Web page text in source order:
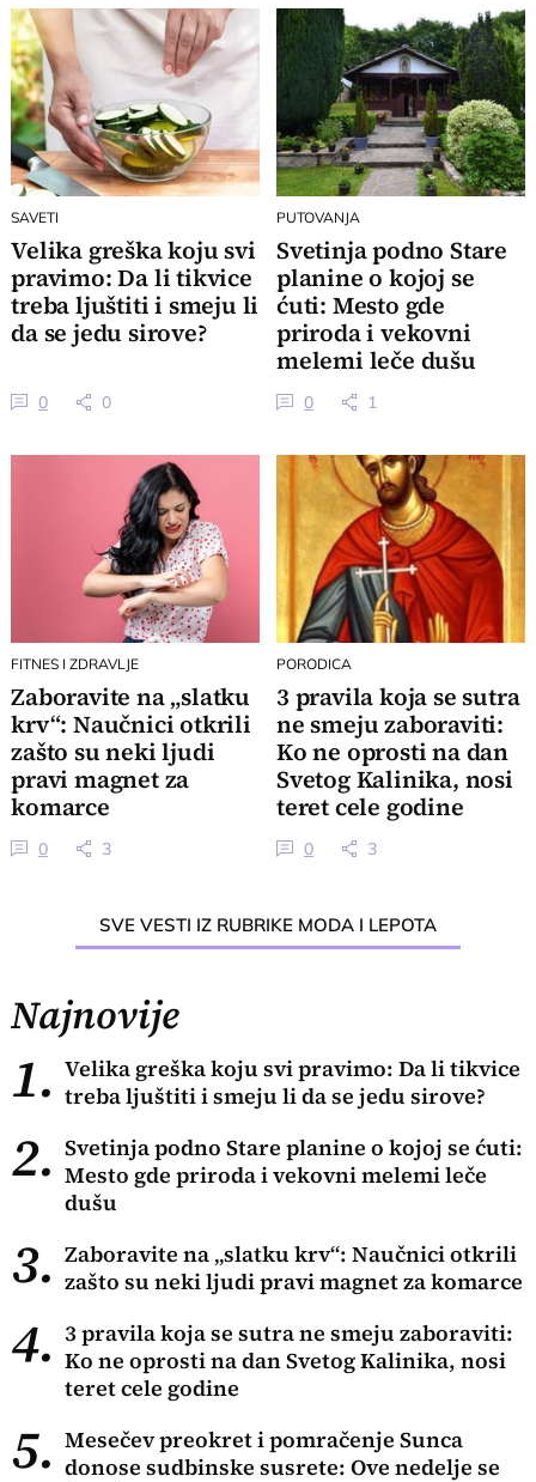
SAVETI
Velika greška koju svi
pravimo: Da li tikvice
treba ljuštiti i smeju li
da se jedu sirove?
0 0
PUTOVANJA
Svetinja podno Stare
planine o kojoj se
ćuti: Mesto gde
priroda i vekovni
melemi leče dušu
0 1
FITNES I ZDRAVLJE
Zaboravite na „slatku
krv“: Naučnici otkrili
zašto su neki ljudi
pravi magnet za
komarce
0 3
PORODICA
3 pravila koja se sutra
ne smeju zaboraviti:
Ko ne oprosti na dan
Svetog Kalinika, nosi
teret cele godine
0 3
SVE VESTI IZ RUBRIKE MODA I LEPOTA
Najnovije
1. Velika greška koju svi pravimo: Da li tikvice
treba ljuštiti i smeju li da se jedu sirove?
2. Svetinja podno Stare planine o kojoj se ćuti:
Mesto gde priroda i vekovni melemi leče
dušu
3. Zaboravite na „slatku krv“: Naučnici otkrili
zašto su neki ljudi pravi magnet za komarce
4. 3 pravila koja se sutra ne smeju zaboraviti:
Ko ne oprosti na dan Svetog Kalinika, nosi
teret cele godine
5. Mesečev preokret i pomračenje Sunca
donose sudbinske susrete: Ove nedelje se